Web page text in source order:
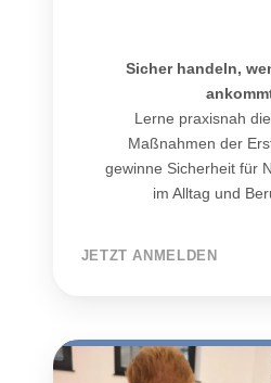
Sicher handeln,
Lerne praxisnah
Maßnahmen der
gewinne Sicherheit für
im Alltag und
JETZT ANMELDEN